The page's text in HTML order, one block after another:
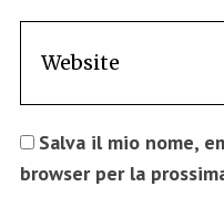
Salva il mio nome,
browser per la